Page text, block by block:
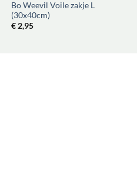
Bo Weevil Voile zakje L
(30x40cm)
€2,95